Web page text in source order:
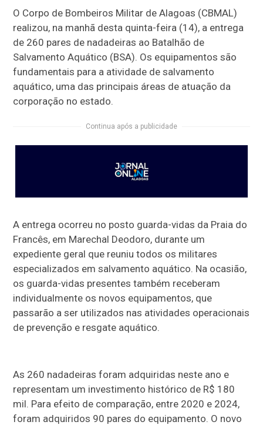
O Corpo de Bombeiros Militar de Alagoas (CBMAL)
realizou, na manhã desta quinta-feira (14), a entrega
de 260 pares de nadadeiras ao Batalhão de
Salvamento Aquático (BSA). Os equipamentos são
fundamentais para a atividade de salvamento
aquático, uma das principais áreas de atuação da
corporação no estado.
Continua após a publicidade
A entrega ocorreu no posto guarda-vidas da Praia do
Francês, em Marechal Deodoro, durante um
expediente geral que reuniu todos os militares
especializados em salvamento aquático. Na ocasião,
os guarda-vidas presentes também receberam
individualmente os novos equipamentos, que
passarão a ser utilizados nas atividades operacionais
de prevenção e resgate aquático.
As 260 nadadeiras foram adquiridas neste ano e
representam um investimento histórico de R$ 180
mil. Para efeito de comparação, entre 2020 e 2024,
foram adquiridos 90 pares do equipamento. O novo